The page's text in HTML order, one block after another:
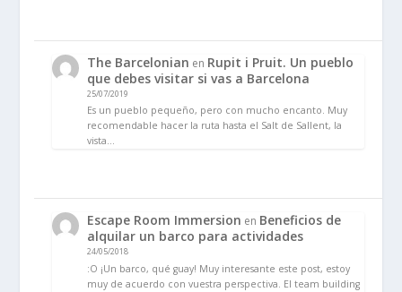
The Barcelonian en Rupit i Pruit. Un pueblo
que debes visitar si vas a Barcelona
25/07/2019
Es un pueblo pequeño, pero con mucho encanto. Muy
recomendable hacer la ruta hasta el Salt de Sallent, la
vista…
Escape Room Immersion en Beneficios de
alquilar un barco para actividades
24/05/2018
:O ¡Un barco, qué guay! Muy interesante este post, estoy
muy de acuerdo con vuestra perspectiva. El team building